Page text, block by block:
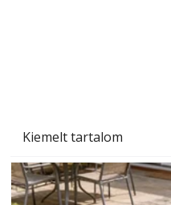
Kiemelt tartalom